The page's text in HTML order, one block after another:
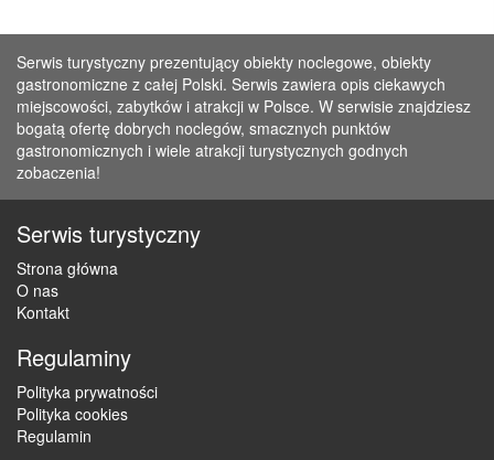
Serwis turystyczny prezentujący obiekty noclegowe, obiekty
gastronomiczne z całej Polski. Serwis zawiera opis ciekawych
miejscowości, zabytków i atrakcji w Polsce. W serwisie znajdziesz
bogatą ofertę dobrych noclegów, smacznych punktów
gastronomicznych i wiele atrakcji turystycznych godnych
zobaczenia!
Serwis turystyczny
Strona główna
O nas
Kontakt
Regulaminy
Polityka prywatności
Polityka cookies
Regulamin